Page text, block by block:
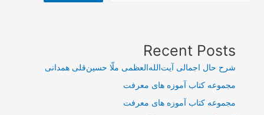
Recent Posts
شرح حال اجمالی آیت‌الله‌العظمی ملّا حسین‌قلی همدانی
مجموعه کتاب آموزه های معرفت
مجموعه کتاب آموزه های معرفت